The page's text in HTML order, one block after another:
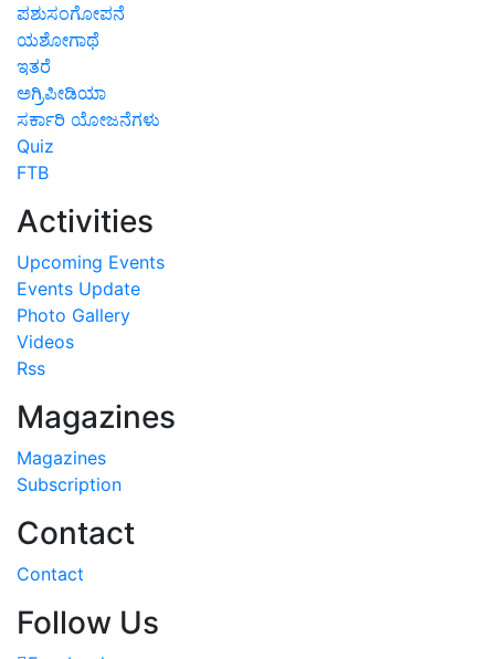
ಪಶುಸಂಗೋಪನೆ
ಯಶೋಗಾಥೆ
ಇತರೆ
ಅಗ್ರಿಪೀಡಿಯಾ
ಸರ್ಕಾರಿ ಯೋಜನೆಗಳು
Quiz
FTB
Activities
Upcoming Events
Events Update
Photo Gallery
Videos
Rss
Magazines
Magazines
Subscription
Contact
Contact
Follow Us